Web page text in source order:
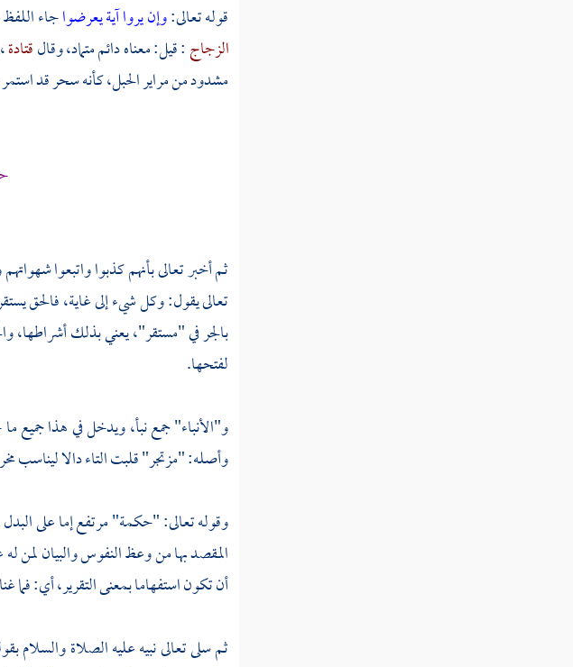
قوله تعالى:وإن يروا آية يعرضواجاء
الزجاج: قيل: معناه دائم متماد، وقالقتادة
مشدود من مراير الحبل، كأنه سحر قد
ثم أخبر تعالى بأنهم كذبوا واتبعوا
تعالى يقول: وكل شيء إلى غاية، فالحق
بالجر في "مستقر"، يعني بذلك
لفتحها.
و"الأنباء" جمع نبأ، ويدخل في هذا
وأصله: "مزتجر" قلبت التاء دالا
وقوله تعالى: "حكمة" مرتفع إما على
المقصد بها من وعظ النفوس والبيان لمن
أن تكون استفهاما بمعنى التقرير، أي: فما
ثم سلى تعالى نبيه عليه الصلاة